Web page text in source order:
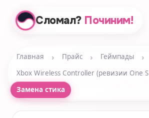
Сломал? Починим!
Главная › Прайс › Геймпады ›
Xbox Wireless Controller (ревизии One S
Замена стика